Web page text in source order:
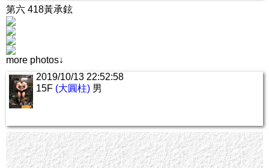
第六 418黃承鉉
more photos↓
2019/10/13 22:52:58
15F (大圓柱) 男